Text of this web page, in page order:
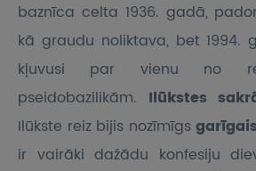
baznīca celta 1936. gadā,
kā graudu noliktava, bet 1994.
kļuvusi par vienu no
pseidobazilikām. Ilūkstes
Ilūkste reiz bijis nozīmīgs
ir vairāki dažādu konfesiju